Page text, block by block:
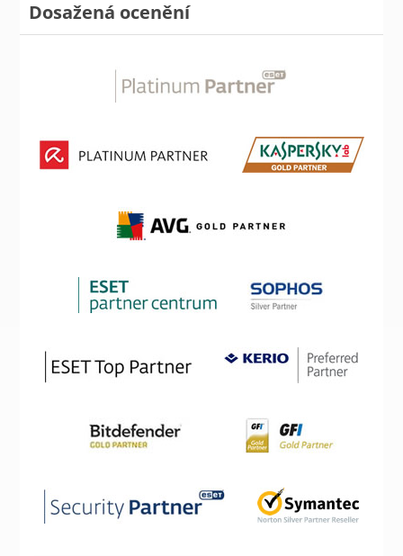
Dosažená ocenění